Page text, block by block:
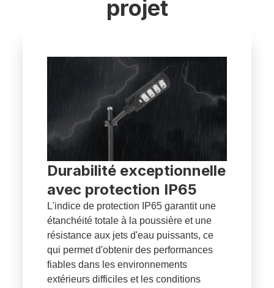
projet
Durabilité exceptionnelle
avec protection IP65
L'indice de protection IP65 garantit une
étanchéité totale à la poussière et une
résistance aux jets d'eau puissants, ce
qui permet d'obtenir des performances
fiables dans les environnements
extérieurs difficiles et les conditions